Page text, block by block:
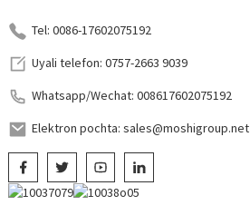
Tel: 0086-17602075192
Uyali telefon: 0757-2663 9039
Whatsapp/Wechat: 008617602075192
Elektron pochta: sales@moshigroup.net